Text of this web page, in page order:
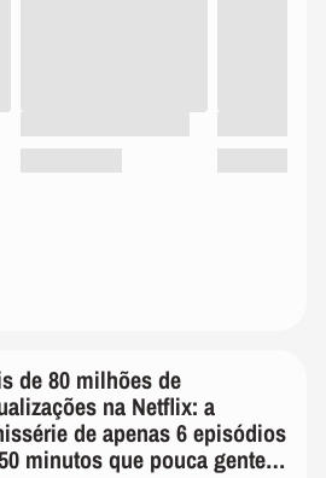
de 80 milhões de
na Netflix: a
de apenas 6 episódios
minutos que pouca gente